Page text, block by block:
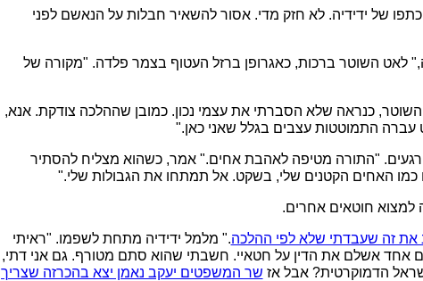
של ידידיה. לא חזק מדי. אסור להשאיר חבלות על הנאשם לפני
לאט השוטר ברכות, כאגרופן ברזל העטוף בצמר פלדה. "מקורה של
השוטר, כנראה שלא הסברתי את עצמי נכון. כמובן שההלכה צודקת. אנא,
עברה התמוטטות עצבים בגלל שאני כאן."
"התורה מטיפה לאהבת אחים." אמר, כשהוא מצליח להסתיר
האחים הקטנים שלי, בשקט. אל תמתחו את הגבולות שלי."
למצוא חוטאים אחרים.
את זה שעבדתי שלא לפי ההלכה." מלמל ידידיה מתחת לשפמו. "ראיתי
אחד אשלם את הדין על חטאיי. חשבתי שהוא סתם מטורף. גם אני דתי,
הדמוקרטית? אבל אז שר המשפטים יעקב נאמן יצא בהכרזה שצריך